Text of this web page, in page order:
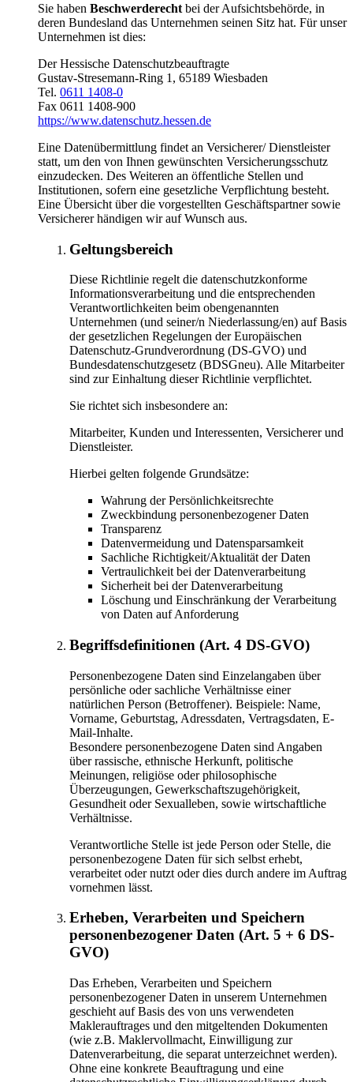
Sie haben Beschwerderecht bei der Aufsichtsbehörde, in
deren Bundesland das Unternehmen seinen Sitz hat. Für unser
Unternehmen ist dies:
Der Hessische Datenschutzbeauftragte
Gustav-Stresemann-Ring 1, 65189 Wiesbaden
Tel. 0611 1408-0
Fax 0611 1408-900
https://www.datenschutz.hessen.de
Eine Datenübermittlung findet an Versicherer/ Dienstleister
statt, um den von Ihnen gewünschten Versicherungsschutz
einzudecken. Des Weiteren an öffentliche Stellen und
Institutionen, sofern eine gesetzliche Verpflichtung besteht.
Eine Übersicht über die vorgestellten Geschäftspartner sowie
Versicherer händigen wir auf Wunsch aus.
Geltungsbereich
Diese Richtlinie regelt die datenschutzkonforme
Informationsverarbeitung und die entsprechenden
Verantwortlichkeiten beim obengenannten
Unternehmen (und seiner/n Niederlassung/en) auf Basis
der gesetzlichen Regelungen der Europäischen
Datenschutz-Grundverordnung (DS-GVO) und
Bundesdatenschutzgesetz (BDSGneu). Alle Mitarbeiter
sind zur Einhaltung dieser Richtlinie verpflichtet.
Sie richtet sich insbesondere an:
Mitarbeiter, Kunden und Interessenten, Versicherer und
Dienstleister.
Hierbei gelten folgende Grundsätze:
Wahrung der Persönlichkeitsrechte
Zweckbindung personenbezogener Daten
Transparenz
Datenvermeidung und Datensparsamkeit
Sachliche Richtigkeit/Aktualität der Daten
Vertraulichkeit bei der Datenverarbeitung
Sicherheit bei der Datenverarbeitung
Löschung und Einschränkung der Verarbeitung
von Daten auf Anforderung
Begriffsdefinitionen (Art. 4 DS-GVO)
Personenbezogene Daten sind Einzelangaben über
persönliche oder sachliche Verhältnisse einer
natürlichen Person (Betroffener). Beispiele: Name,
Vorname, Geburtstag, Adressdaten, Vertragsdaten, E-
Mail-Inhalte.
Besondere personenbezogene Daten sind Angaben
über rassische, ethnische Herkunft, politische
Meinungen, religiöse oder philosophische
Überzeugungen, Gewerkschaftszugehörigkeit,
Gesundheit oder Sexualleben, sowie wirtschaftliche
Verhältnisse.
Verantwortliche Stelle ist jede Person oder Stelle, die
personenbezogene Daten für sich selbst erhebt,
verarbeitet oder nutzt oder dies durch andere im Auftrag
vornehmen lässt.
Erheben, Verarbeiten und Speichern
personenbezogener Daten (Art. 5 + 6 DS-
GVO)
Das Erheben, Verarbeiten und Speichern
personenbezogener Daten in unserem Unternehmen
geschieht auf Basis des von uns verwendeten
Maklerauftrages und den mitgeltenden Dokumenten
(wie z.B. Maklervollmacht, Einwilligung zur
Datenverarbeitung, die separat unterzeichnet werden).
Ohne eine konkrete Beauftragung und eine